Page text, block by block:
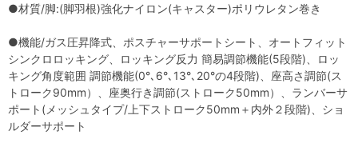
●材質/脚:(脚羽根)強化ナイロン(キャスター)ポリウレタン巻き
●機能/ガス圧昇降式、ポスチャーサポートシート、オートフィット
シンクロロッキング、ロッキング反力 簡易調節機能(5段階)、ロッ
キング角度範囲 調節機能(0°､6°､13°､20°の4段階)、座高さ調節(ス
トローク90mm）、座奥行き調節(ストローク50mm）、ランバーサ
ポート(メッシュタイプ/上下ストローク50mm＋内外２段階)、ショ
ルダーサポート